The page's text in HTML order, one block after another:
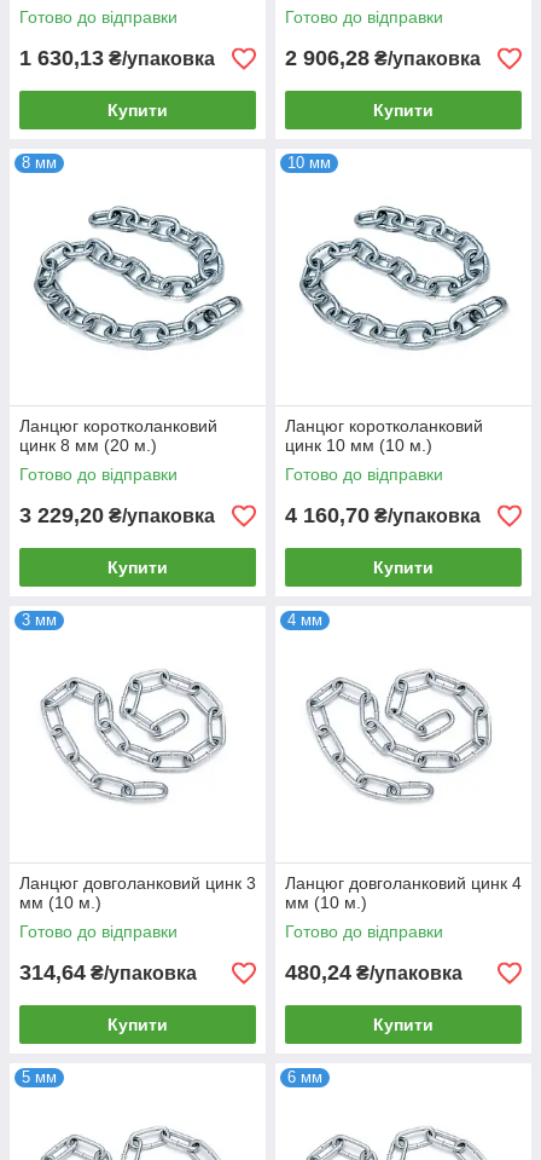
Готово до відправки
1 630,13 ₴/упаковка
Купити
Готово до відправки
2 906,28 ₴/упаковка
Купити
8 мм
Ланцюг коротколанковий
цинк 8 мм (20 м.)
Готово до відправки
3 229,20 ₴/упаковка
Купити
10 мм
Ланцюг коротколанковий
цинк 10 мм (10 м.)
Готово до відправки
4 160,70 ₴/упаковка
Купити
3 мм
Ланцюг довголанковий цинк 3
мм (10 м.)
Готово до відправки
314,64 ₴/упаковка
Купити
4 мм
Ланцюг довголанковий цинк 4
мм (10 м.)
Готово до відправки
480,24 ₴/упаковка
Купити
5 мм 6 мм